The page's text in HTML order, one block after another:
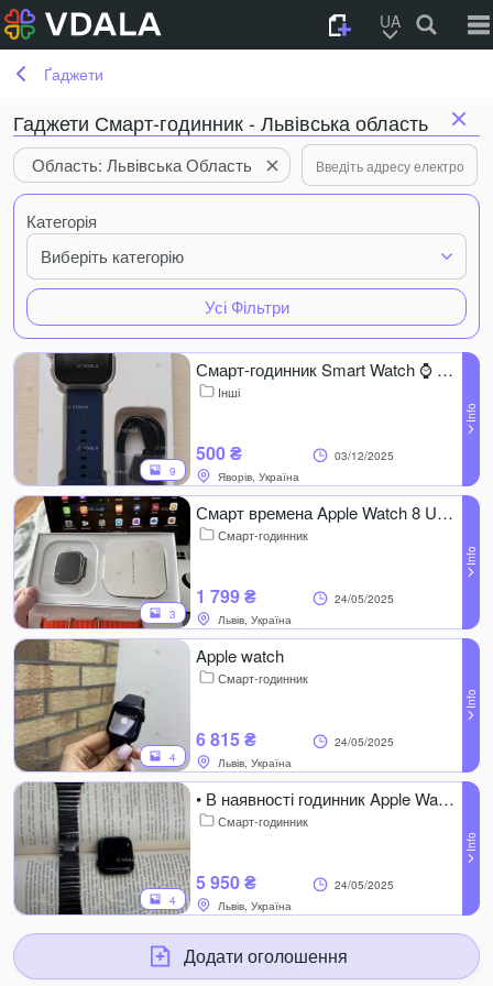
UA
Ґаджети
Гаджети Смарт-годинник - Львівська область
Область: Львівська Область
Категорія
Виберіть категорію
Усі Фільтри
9
Смарт-годинник Smart Watch ⌚ — стиль, фітнес і комфорт щодня
Інші
500 ₴
03/12/2025
Яворів, Україна
3
Смарт времена Apple Watch 8 Ultra 2
Смарт-годинник
1 799 ₴
24/05/2025
Львів, Україна
4
Apple watch
Смарт-годинник
6 815 ₴
24/05/2025
Львів, Україна
4
• В наявності годинник Apple Watch 8 44mm Midnight
Смарт-годинник
5 950 ₴
24/05/2025
Львів, Україна
Додати оголошення